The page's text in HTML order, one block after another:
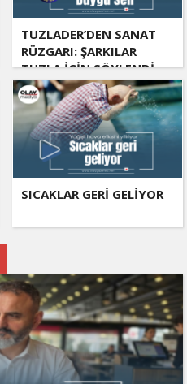
TUZLADER’DEN SANAT
RÜZGARI: ŞARKILAR
TUZLA İÇİN SÖYLENDİ
SICAKLAR GERİ GELİYOR